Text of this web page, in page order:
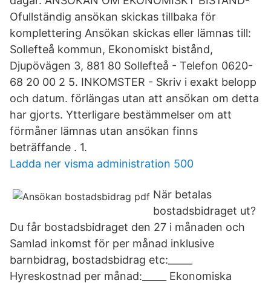
Ofullständig ansökan skickas tillbaka för
komplettering Ansökan skickas eller lämnas till:
Sollefteå kommun, Ekonomiskt bistånd,
Djupövägen 3, 881 80 Sollefteå - Telefon 0620-
68 20 00 2 5. INKOMSTER - Skriv i exakt belopp
och datum. förlängas utan att ansökan om detta
har gjorts. Ytterligare bestämmelser om att
förmåner lämnas utan ansökan finns
beträffande . 1.
Ladda ner visma administration 500
När betalas
bostadsbidraget ut?
Du får bostadsbidraget den 27 i månaden och
Samlad inkomst för per månad inklusive
barnbidrag, bostadsbidrag etc:_____
Hyreskostnad per månad:_____ Ekonomiska